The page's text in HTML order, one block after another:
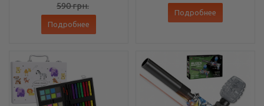
590грн.
Подробнее
Подробнее